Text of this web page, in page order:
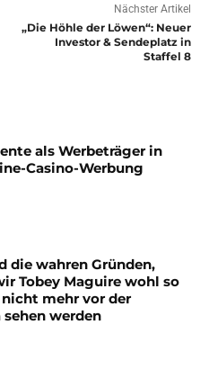
Nächster Artikel
„Die Höhle der Löwen“: Neuer
Investor & Sendeplatz in
Staffel 8
als Werbeträger in
Casino-Werbung
die wahren Gründen,
Tobey Maguire wohl so
mehr vor der
sehen werden